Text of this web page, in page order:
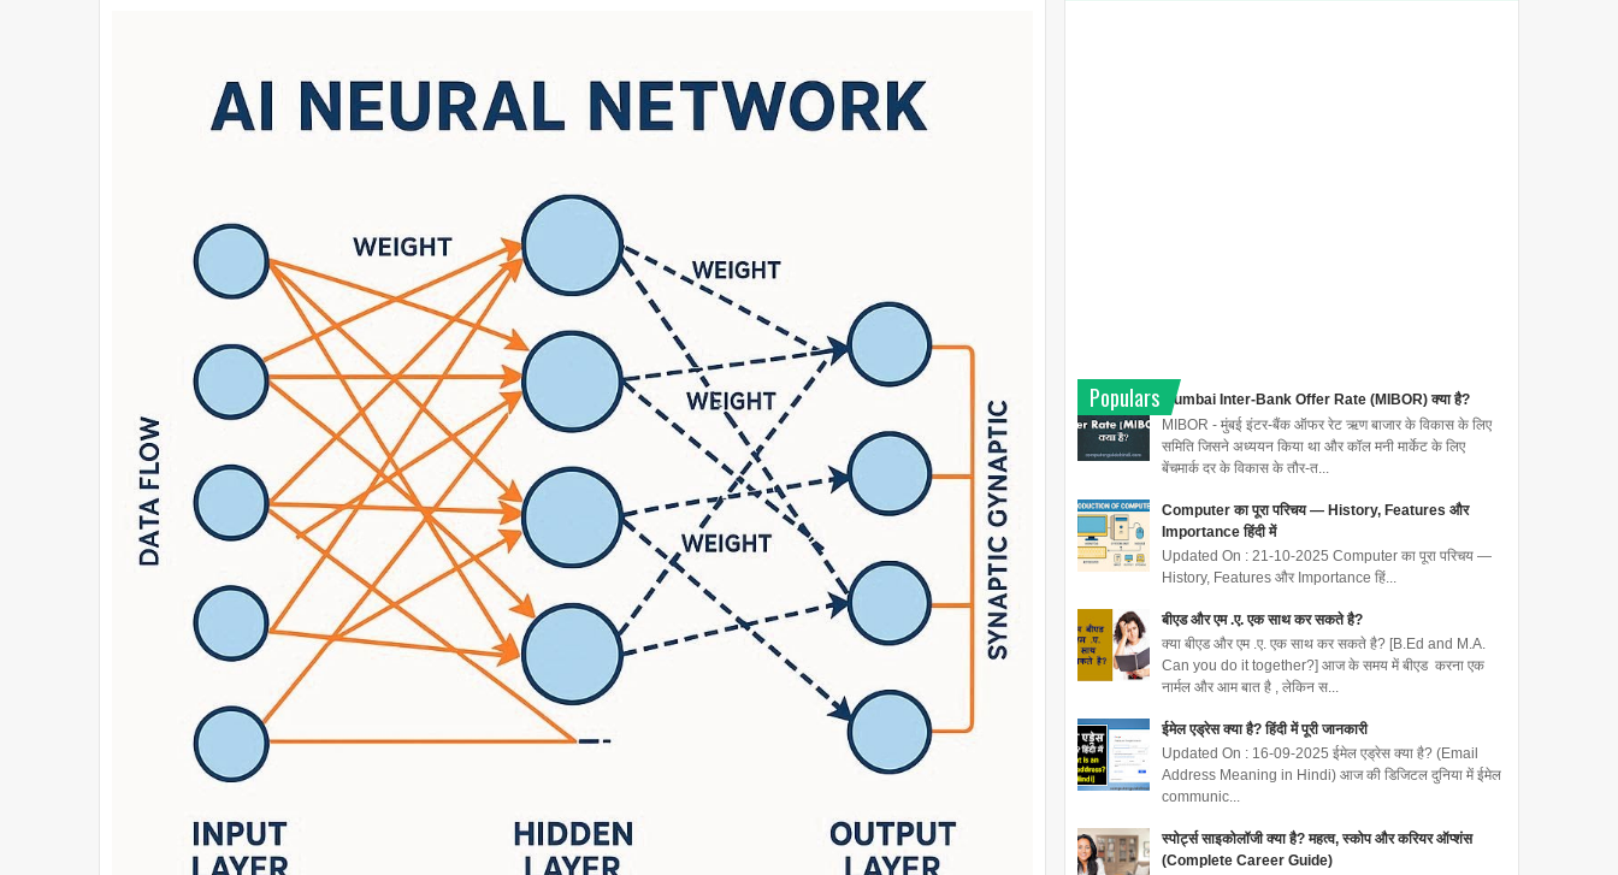
Populars
Mumbai Inter-Bank Offer Rate (MIBOR) क्या है?
MIBOR - मुंबई इंटर-बैंक ऑफर रेट ऋण बाजार के विकास के लिए
समिति जिसने अध्ययन किया था और कॉल मनी मार्केट के लिए
बेंचमार्क दर के विकास के तौर-त...
Computer का पूरा परिचय — History, Features और
Importance हिंदी में
Updated On : 21-10-2025 Computer का पूरा परिचय —
History, Features और Importance हिं...
बीएड और एम .ए. एक साथ कर सकते है?
क्या बीएड और एम .ए. एक साथ कर सकते है? [B.Ed and M.A.
Can you do it together?] आज के समय में बीएड करना एक
नार्मल और आम बात है , लेकिन स...
ईमेल एड्रेस क्या है? हिंदी में पूरी जानकारी
Updated On : 16-09-2025 ईमेल एड्रेस क्या है? (Email
Address Meaning in Hindi) आज की डिजिटल दुनिया में ईमेल
communic...
स्पोर्ट्स साइकोलॉजी क्या है? महत्व, स्कोप और करियर ऑप्शंस
(Complete Career Guide)